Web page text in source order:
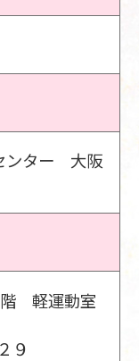
ンター 大阪
軽運動室
９